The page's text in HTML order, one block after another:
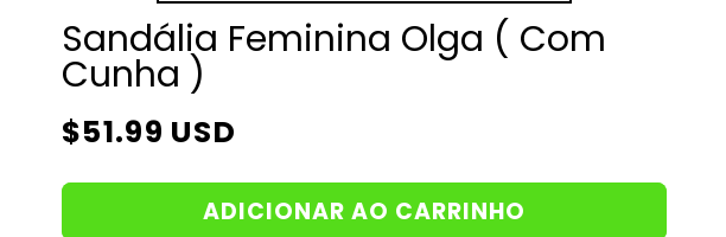
Sandália Feminina Olga ( Com
Cunha )
Preço
$51.99 USD
ADICIONAR AO CARRINHO